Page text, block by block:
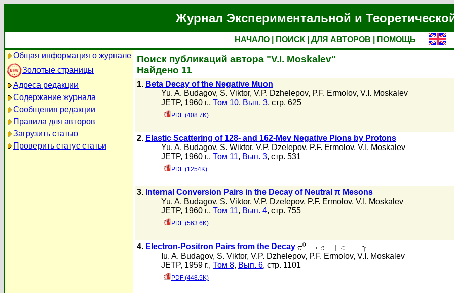
Журнал Экспериментальной и
НАЧАЛО ПОИСК ДЛЯ АВТОРОВ
ПОМОЩЬ
Общая информация о журнале
Золотые страницы
Адреса редакции
Содержание журнала
Сообщения редакции
Правила для авторов
Загрузить статью
Проверить статус статьи
Поиск публикаций автора "V.I. Moskalev"
Найдено 11
1. Beta Decay of the Negative Muon
Yu. A. Budagov, S. Viktor, V.P. Dzhelepov, P.F. Ermolov, V.I. Moskalev
JETP, 1960 г., Том 10, Вып. 3, стр. 625
PDF (408.7K)
2. Elastic Scattering of 128- and 162-Mev Negative Pions by Protons
Yu. A. Budagov, S. Wiktor, V.P. Dzelepov, P.F. Ermolov, V.I. Moskalev
JETP, 1960 г., Том 11, Вып. 3, стр. 531
PDF (1254K)
3. Internal Conversion Pairs in the Decay of Neutral π Mesons
Yu. A. Budagov, S. Viktor, V.P. Dzelepov, P.F. Ermolov, V.I. Moskalev
JETP, 1960 г., Том 11, Вып. 4, стр. 755
PDF (563.6K)
4. Electron-Positron Pairs from the Decay
Iu. A. Budagov, S. Viktor, V.P. Dzhelepov, P.F. Ermolov, V.I. Moskalev
JETP, 1959 г., Том 8, Вып. 6, стр. 1101
PDF (448.5K)